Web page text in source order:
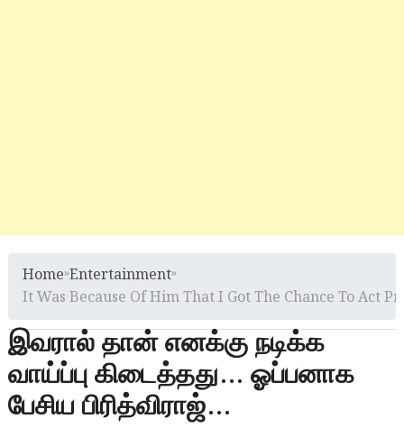
Home»Entertainment»
It Was Because Of Him That I Got The Chance To Act
இவரால் தான் எனக்கு நடிக்க
வாய்ப்பு கிடைத்தது… ஓப்பனாக
பேசிய பிரித்விராஜ்…